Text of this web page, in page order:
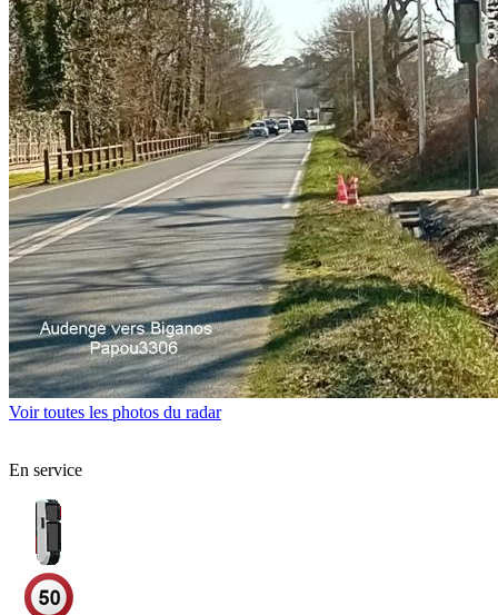
Voir toutes les photos du radar
En service